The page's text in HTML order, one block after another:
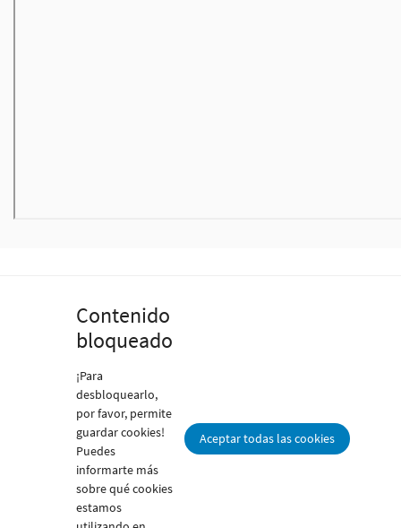
Contenido
bloqueado
¡Para
desbloquearlo,
por favor, permite
guardar cookies!
Puedes
informarte más
sobre qué cookies
estamos
Aceptar todas las cookies